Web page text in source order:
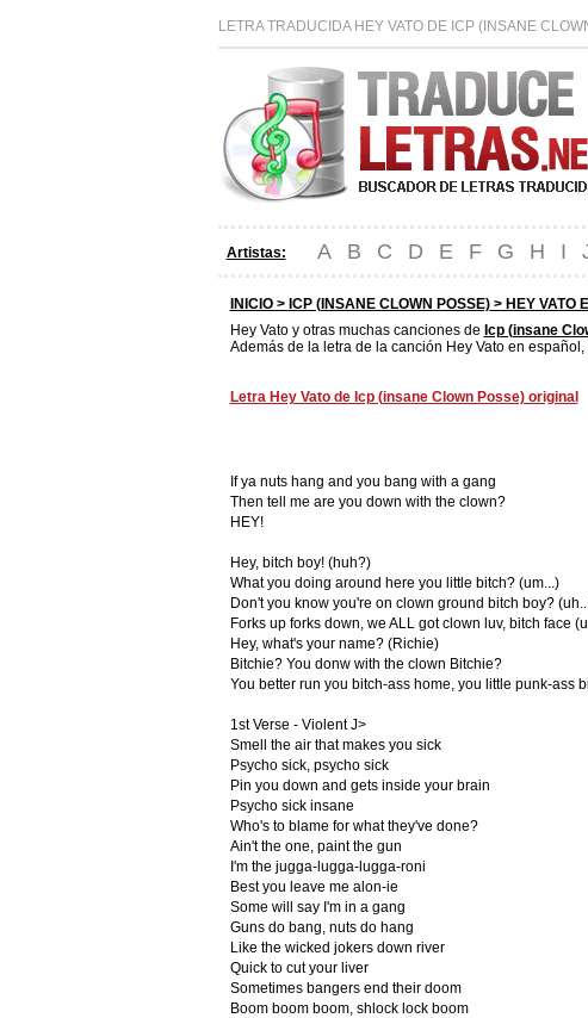
LETRA TRADUCIDA HEY VATO DE ICP (INSANE
Artistas: A B C D E F G H I
INICIO > ICP (INSANE CLOWN POSSE)> HEY VATO
Hey Vato y otras muchas canciones de Icp (insane
Además de la letra de la canción Hey Vato en
Letra Hey Vato de Icp (insane Clown Posse) original
If ya nuts hang and you bang with a gang
Then tell me are you down with the clown?
HEY!
Hey, bitch boy! (huh?)
What you doing around here you little bitch? (um...)
Don't you know you're on clown ground bitch boy?
Forks up forks down, we ALL got clown luv, bitch face
Hey, what's your name? (Richie)
Bitchie? You donw with the clown Bitchie?
You better run you bitch-ass home, you little punk-ass
1st Verse - Violent J>
Smell the air that makes you sick
Psycho sick, psycho sick
Pin you down and gets inside your brain
Psycho sick insane
Who's to blame for what they've done?
Ain't the one, paint the gun
I'm the jugga-lugga-lugga-roni
Best you leave me alon-ie
Some will say I'm in a gang
Guns do bang, nuts do hang
Like the wicked jokers down river
Quick to cut your liver
Sometimes bangers end their doom
Boom boom boom, shlock lock boom